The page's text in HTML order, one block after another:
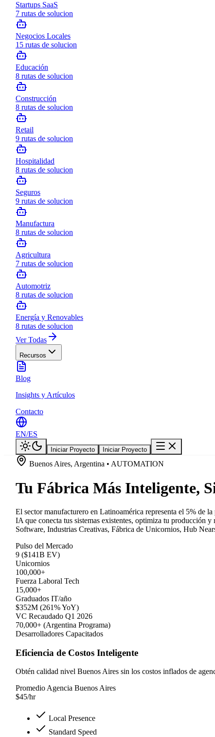
Startups SaaS
7 rutas de solucion
Negocios Locales
15 rutas de solucion
Educación
8 rutas de solucion
Construcción
8 rutas de solucion
Retail
9 rutas de solucion
Hospitalidad
8 rutas de solucion
Seguros
9 rutas de solucion
Manufactura
8 rutas de solucion
Agricultura
7 rutas de solucion
Automotriz
8 rutas de solucion
Energía y Renovables
8 rutas de solucion
Ver Todas
Recursos
Blog
Insights y Artículos
Contacto
EN/ES
Iniciar Proyecto Iniciar Proyecto
Buenos Aires, Argentina • AUTOMATION
Tu Fábrica Más Inteligente,
El sector manufacturero en Latinoamérica representa el 5% de
IA que conecta tus sistemas existentes, optimiza tu producción
Software, Industrias Creativas, Fábrica de Unicornios, Hub
Pulso del Mercado
9 ($141B EV)
Unicornios
100,000+
Fuerza Laboral Tech
15,000+
Graduados IT/año
$352M (261% YoY)
VC Recaudado Q1 2026
70,000+ (Argentina Programa)
Desarrolladores Capacitados
Eficiencia de Costos Inteligente
Obtén calidad nivel Buenos Aires sin los costos inflados de
Promedio Agencia Buenos Aires
$45/hr
Local Presence
Standard Speed